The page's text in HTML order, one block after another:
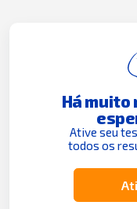
Há
Ative seu
todos os